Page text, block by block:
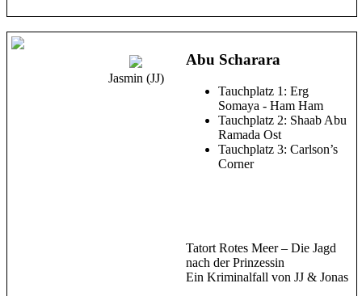
Jasmin (JJ)
Abu Scharara
Tauchplatz 1: Erg
Somaya - Ham Ham
Tauchplatz 2: Shaab Abu
Ramada Ost
Tauchplatz 3: Carlson’s
Corner
Tatort Rotes Meer – Die Jagd
nach der Prinzessin
Ein Kriminalfall von JJ & Jonas